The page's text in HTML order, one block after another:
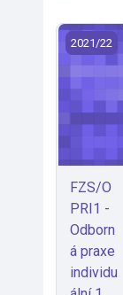
FZS/
2021/22
FZS/O
PRI1 -
Odborn
á praxe
individu